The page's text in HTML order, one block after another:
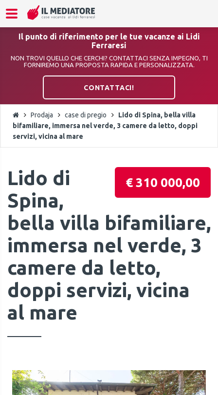
Il punto di riferimento per le tue vacanze ai Lidi
Ferraresi
NON TROVI QUELLO CHE CERCHI? CONTATTACI SENZA IMPEGNO, TI
FORNIREMO UNA PROPOSTA RAPIDA E PERSONALIZZATA.
CONTATTACI!
Prodaja case di pregio
Lido di Spina, bella villa
bifamiliare, immersa nel verde, 3 camere da letto, doppi
servizi, vicina al mare
€ 310 000,00
Lido di
Spina,
bella villa bifamiliare,
immersa nel verde, 3
camere da letto,
doppi servizi, vicina
al mare